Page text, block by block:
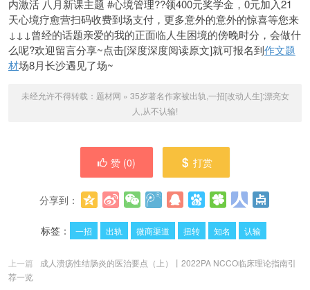
内激活 八月新课主题 #心境管理??领400元奖学金，0元加入21
天心境疗愈营扫码收费到场支付，更多意外的意外的惊喜等您来
↓↓↓曾经的话题亲爱的我的正面临人生困境的傍晚时分，会做什
么呢?欢迎留言分享~点击[深度深度阅读原文]就可报名到作文题
材场8月长沙遇见了场~
未经允许不得转载： 题材网 » 35岁著名作家被出轨,一招[改动人生]:漂亮女
人,从不认输!
赞 (0) 打赏
分享到：
标签：
一招 出轨 微商渠道 扭转 知名 认输
上一篇
成人溃疡性结肠炎的医治要点（上）丨2022PA NCCO临床理论指南引
荐一览